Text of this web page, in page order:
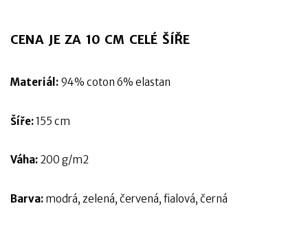
CENA JE ZA 10 CM CELÉ ŠÍŘE
Materiál: 94% coton 6% elastan
Šíře:155 cm
Váha: 200 g/m2
Barva: modrá, zelená, červená, fialová, černá